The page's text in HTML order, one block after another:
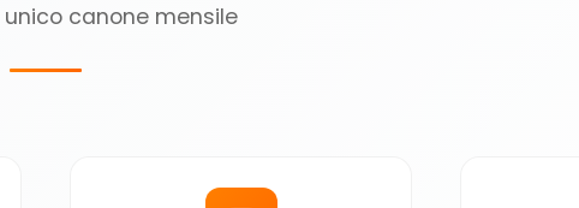
canone mensile